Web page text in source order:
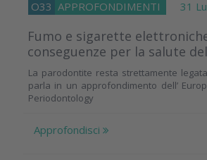
O33 APPROFONDIMENTI 31
Fumo e sigarette
conseguenze per la salute
La parodontite resta strettamente
parla in un approfondimento dell’
Periodontology
Approfondisci